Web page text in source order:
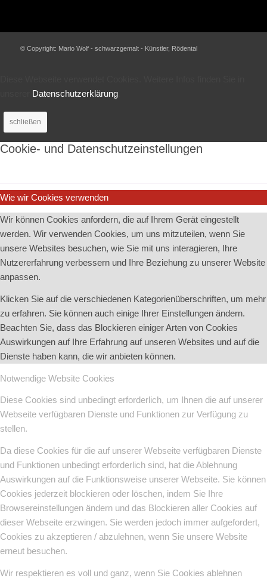
© Copyright: Mario Wolf - schwarzgemalt - Künstler, Rödental
Datenschutzerklärung
schließen
Cookie- und Datenschutzeinstellungen
Wie wir Cookies verwenden
Wir können Cookies anfordern, die auf Ihrem Gerät eingestellt
werden. Wir verwenden Cookies, um uns mitzuteilen, wenn Sie
unsere Websites besuchen, wie Sie mit uns interagieren, Ihre
Nutzererfahrung verbessern und Ihre Beziehung zu unserer Website
anpassen.
Klicken Sie auf die verschiedenen Kategorienüberschriften, um mehr
zu erfahren. Sie können auch einige Ihrer Einstellungen ändern.
Beachten Sie, dass das Blockieren einiger Arten von Cookies
Auswirkungen auf Ihre Erfahrung auf unseren Websites und auf die
Dienste haben kann, die wir anbieten können.
Notwendige Website Cookies
Diese Cookies sind unbedingt erforderlich, um Ihnen die auf unserer
Webseite verfügbaren Dienste und Funktionen zur Verfügung zu
stellen.
Da diese Cookies für die auf unserer Webseite verfügbaren Dienste
und Funktionen unbedingt erforderlich sind, hat die Ablehnung
Auswirkungen auf die Funktionsweise unserer Webseite. Sie können
Cookies jederzeit blockieren oder löschen, indem Sie Ihre
Browsereinstellungen ändern und das Blockieren aller Cookies auf
dieser Webseite erzwingen. Sie werden jedoch immer aufgefordert,
Cookies zu akzeptieren / abzulehnen, wenn Sie unsere Website
erneut besuchen.
Wir respektieren es voll und ganz, wenn Sie Cookies ablehnen